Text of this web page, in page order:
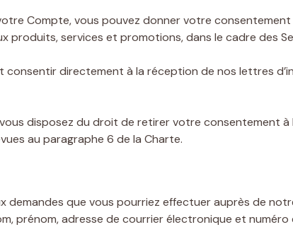
Compte, vous pouvez donner votre
produits, services et promotions, dans le cadre des
consentir directement à la réception de nos lettres
disposez du droit de retirer votre consentement
au paragraphe 6 de la Charte.
demandes que vous pourriez effectuer auprès de
prénom, adresse de courrier électronique et numéro